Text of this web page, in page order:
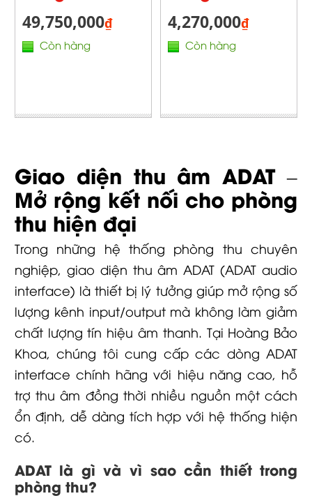
49,750,000₫
Còn hàng
4,270,000₫
Còn hàng
Giao diện thu âm ADAT –
Mở rộng kết nối cho phòng
thu hiện đại
Trong những hệ thống phòng thu chuyên
nghiệp, giao diện thu âm ADAT (ADAT audio
interface) là thiết bị lý tưởng giúp mở rộng số
lượng kênh input/output mà không làm giảm
chất lượng tín hiệu âm thanh. Tại Hoàng Bảo
Khoa, chúng tôi cung cấp các dòng ADAT
interface chính hãng với hiệu năng cao, hỗ
trợ thu âm đồng thời nhiều nguồn một cách
ổn định, dễ dàng tích hợp với hệ thống hiện
có.
ADAT là gì và vì sao cần thiết trong
phòng thu?